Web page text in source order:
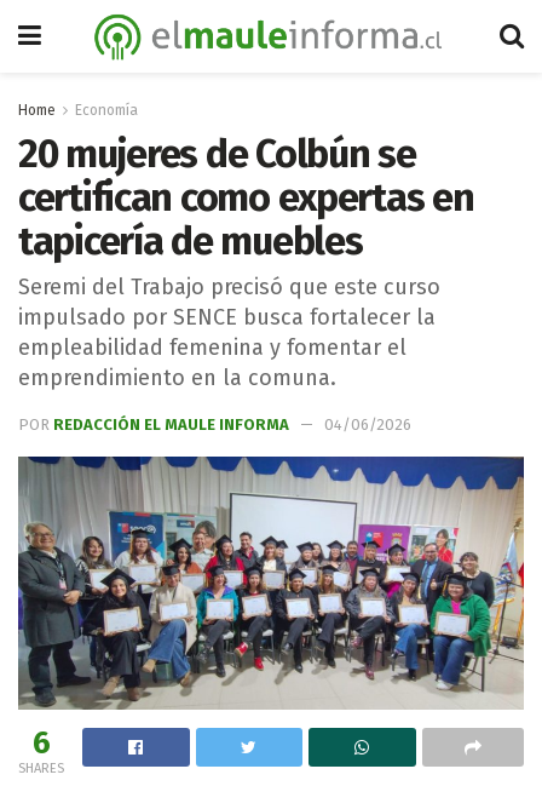
Home Economía
20 mujeres de Colbún se
certifican como expertas en
tapicería de muebles
Seremi del Trabajo precisó que este curso
impulsado por SENCE busca fortalecer la
empleabilidad femenina y fomentar el
emprendimiento en la comuna.
POR REDACCIÓN EL MAULE INFORMA 04/06/2026
6
SHARES